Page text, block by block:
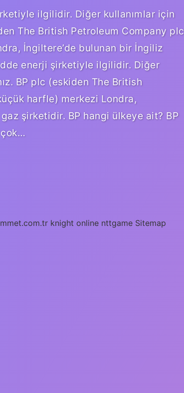
ilgilidir. Diğer kullanımlar için
The British Petroleum Company plc
İngiltere’de bulunan bir İngiliz
enerji şirketiyle ilgilidir. Diğer
BP plc (eskiden The British
harfle) merkezi Londra,
şirketidir. BP hangi ülkeye ait? BP
çok…
knight online nttgame Sitemap